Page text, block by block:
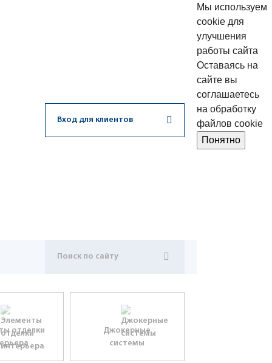
Вход для клиентов
отделки
Джокерные
системы
Мы используем
cookie для
улучшения
работы сайта
Оставаясь на
сайте вы
соглашаетесь
на обработку
файлов cookie
Понятно